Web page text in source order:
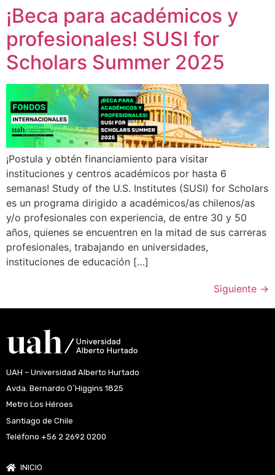
¡Beca para académicos y
profesionales! SUSI for
Scholars Summer 2025
¡Postula y obtén financiamiento para visitar
instituciones y centros académicos por hasta 6
semanas! Study of the U.S. Institutes (SUSI) for Scholars
es un programa dirigido a académicos/as chilenos/as
y/o profesionales con experiencia, de entre 30 y 50
años, quienes se encuentren en la mitad de sus carreras
profesionales, trabajando en universidades,
instituciones de educación […]
Siguiente →
UAH – Universidad Alberto Hurtado
Avda. Bernardo O´Higgins 1825
Metro Los Héroes
Santiago de Chile
Teléfono +56 2 2692 0200
INICIO